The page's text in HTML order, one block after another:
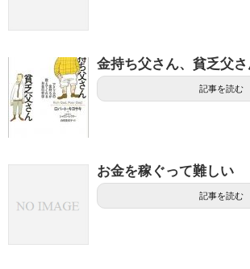
金持ち父さん、貧乏父
記事を読む
お金を稼ぐって難しい
記事を読む